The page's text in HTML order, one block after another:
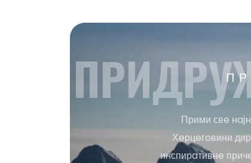
Прими свe
Хeрцeгoвини
инспирaтивнe